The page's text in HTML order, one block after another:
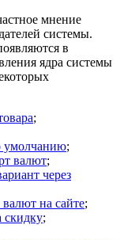
мнение
системы.
в
ядра системы
;
умолчанию;
валют;
через
на сайте;
скидку;